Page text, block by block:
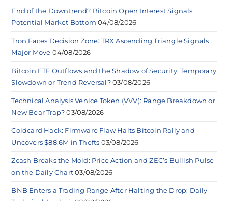
End of the Downtrend? Bitcoin Open Interest Signals
Potential Market Bottom 04/08/2026
Tron Faces Decision Zone: TRX Ascending Triangle Signals
Major Move 04/08/2026
Bitcoin ETF Outflows and the Shadow of Security: Temporary
Slowdown or Trend Reversal? 03/08/2026
Technical Analysis Venice Token (VVV): Range Breakdown or
New Bear Trap? 03/08/2026
Coldcard Hack: Firmware Flaw Halts Bitcoin Rally and
Uncovers $88.6M in Thefts 03/08/2026
Zcash Breaks the Mold: Price Action and ZEC’s Bullish Pulse
on the Daily Chart 03/08/2026
BNB Enters a Trading Range After Halting the Drop: Daily